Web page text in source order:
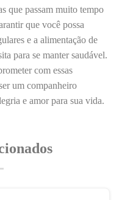
que passam muito tempo
que você possa
e a alimentação de
para se manter saudável.
com essas
um companheiro
e amor para sua vida.